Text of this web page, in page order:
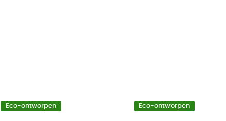
Eco-ontworpen Eco-ontworpen